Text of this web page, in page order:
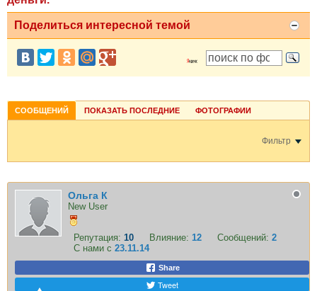
Поделиться интересной темой
СООБЩЕНИЙ ПОКАЗАТЬ ПОСЛЕДНИЕ ФОТОГРАФИИ
Фильтр
Ольга К
New User
Репутация: 10 Влияние: 12 Сообщений: 2
С нами с 23.11.14
Share
Tweet